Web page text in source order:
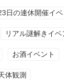
日の連休開催イベ
リアル謎解きイベ
お酒イベント
体観測